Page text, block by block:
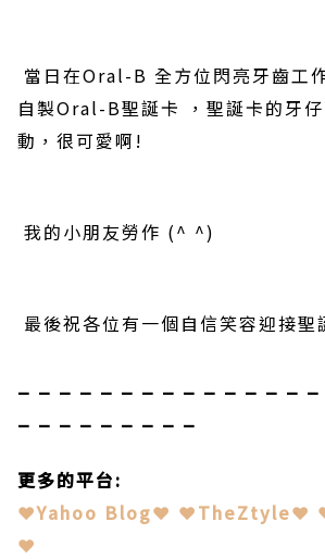
當日在Oral-B 全方位閃亮牙齒工
自製Oral-B聖誕卡 ， 聖誕卡的牙
動 ，很可愛啊 !
我的小朋友勞作 (^ ^)
最後祝各位有一個自信笑容迎接聖
_ _ _ _ _ _ _ _ _ _ _ _ _ _
_ _ _ _ _ _ _ _ _
更多的平台:
❤Yahoo Blog❤ ❤TheZtyle❤
❤